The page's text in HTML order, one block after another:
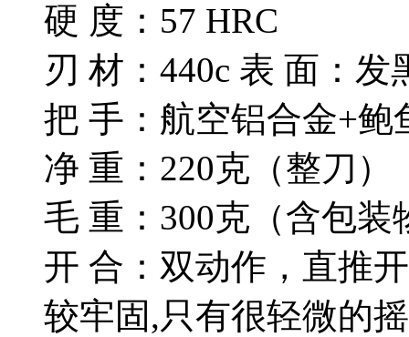
硬 度：57 HRC
刃 材：440c 表 面：发
把 手：航空铝合金+鲍
净 重：220克（整刀）
毛 重：300克（含包装
开 合：双动作，直推
较牢固,只有很轻微的